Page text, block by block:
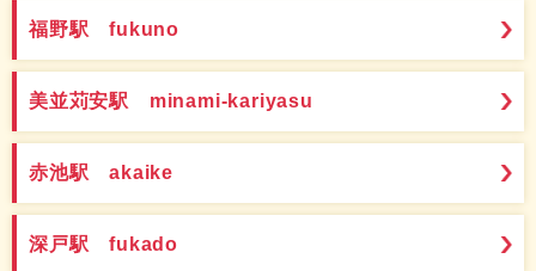
福野駅 fukuno
美並苅安駅 minami-kariyasu
赤池駅 akaike
深戸駅 fukado